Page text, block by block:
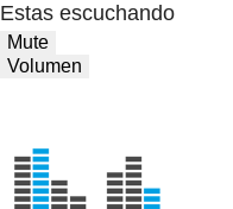
Estas escuchando
Mute
Volumen